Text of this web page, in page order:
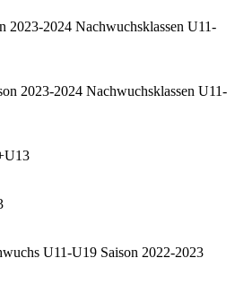
2023-2024 Nachwuchsklassen U11-
2023-2024 Nachwuchsklassen U11-
U11-U19 Saison 2022-2023